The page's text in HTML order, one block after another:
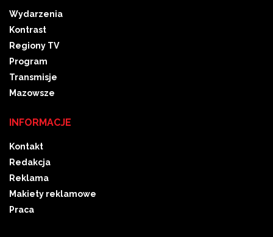
Wydarzenia
Kontrast
Regiony TV
Program
Transmisje
Mazowsze
INFORMACJE
Kontakt
Redakcja
Reklama
Makiety reklamowe
Praca